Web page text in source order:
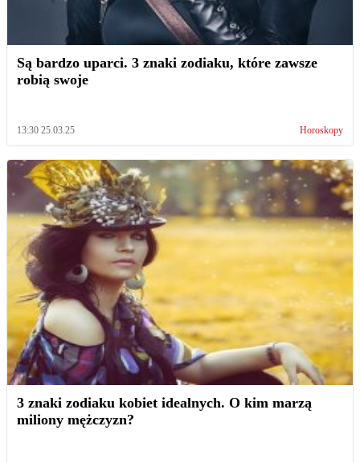
Są bardzo uparci. 3 znaki zodiaku, które zawsze
robią swoje
13:30 25.03.25 Horoskopy
3 znaki zodiaku kobiet idealnych. O kim marzą
miliony mężczyzn?